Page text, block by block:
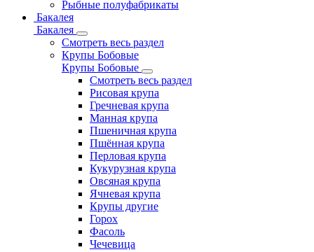
Рыбные полуфабрикаты
Бакалея
Бакалея
Смотреть весь раздел
Крупы Бобовые
Крупы Бобовые
Смотреть весь раздел
Рисовая крупа
Гречневая крупа
Манная крупа
Пшеничная крупа
Пшённая крупа
Перловая крупа
Кукурузная крупа
Овсяная крупа
Ячневая крупа
Крупы другие
Горох
Фасоль
Чечевица